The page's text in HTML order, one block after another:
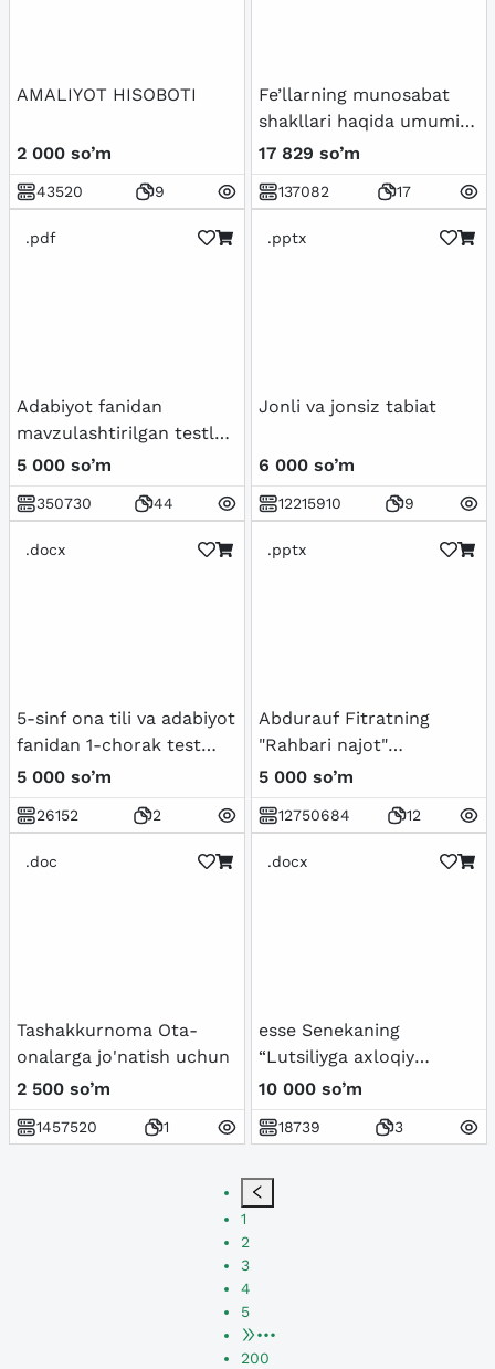
AMALIYOT HISOBOTI
2 000 so’m
43520 9
Fe’llarning munosabat
shakllari haqida umumiy
tushuncha va
qo’llanmalar.
17 829 so’m
137082 17
.pdf
Adabiyot fanidan
mavzulashtirilgan testlar
7-sinf / Javoblari bilan
5 000 so’m
350730 44
.pptx
Jonli va jonsiz tabiat
6 000 so’m
12215910 9
.docx
5-sinf ona tili va adabiyot
fanidan 1-chorak test
topshiriqlari javoblari
bilan.
5 000 so’m
26152 2
.pptx
Abdurauf Fitratning
"Rahbari najot"
risolasidagi "Baxtsiz
odamlarning ikki
toifasi"ga oid qarashlari
5 000 so’m
12750684 12
.doc
Tashakkurnoma Ota-
onalarga jo'natish uchun
2 500 so’m
1457520 1
.docx
esse Senekaning
“Lutsiliyga axloqiy
xatlari” asari
10 000 so’m
18739 3
1
2
3
4
5
•••
200